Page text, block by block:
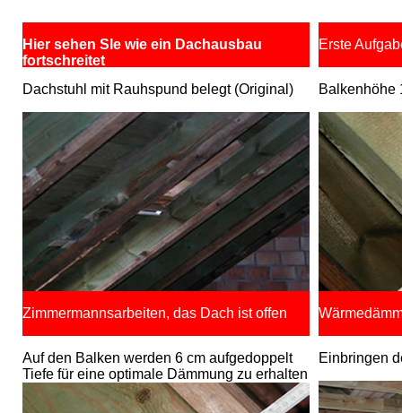
Zimmermannsarbeiten, das Dach ist offen
Auf den Balken werden 6 cm aufgedoppelt
Tiefe für eine optimale Dämmung zu erhalten
Einbringen
Hier sehen SIe wie ein Dachausbau
fortschreitet
Dachstuhl mit Rauhspund belegt (Original)
Erste
Balkenhöhe